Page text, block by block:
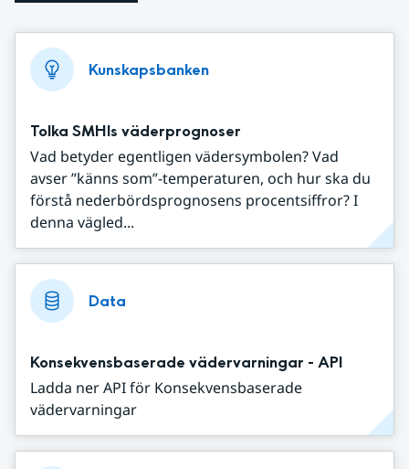
Kunskapsbanken
Tolka SMHIs väderprognoser
Vad betyder egentligen vädersymbolen? Vad
avser ”känns som”-temperaturen, och hur ska du
förstå nederbördsprognosens procentsiffror? I
denna vägled...
Data
Konsekvensbaserade vädervarningar - API
Ladda ner API för Konsekvensbaserade
vädervarningar